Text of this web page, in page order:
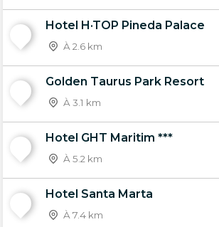
Hotel H·TOP Pineda Palace
À 2.6 km
Golden Taurus Park Resort
À 3.1 km
Hotel GHT Maritim ***
À 5.2 km
Hotel Santa Marta
À 7.4 km